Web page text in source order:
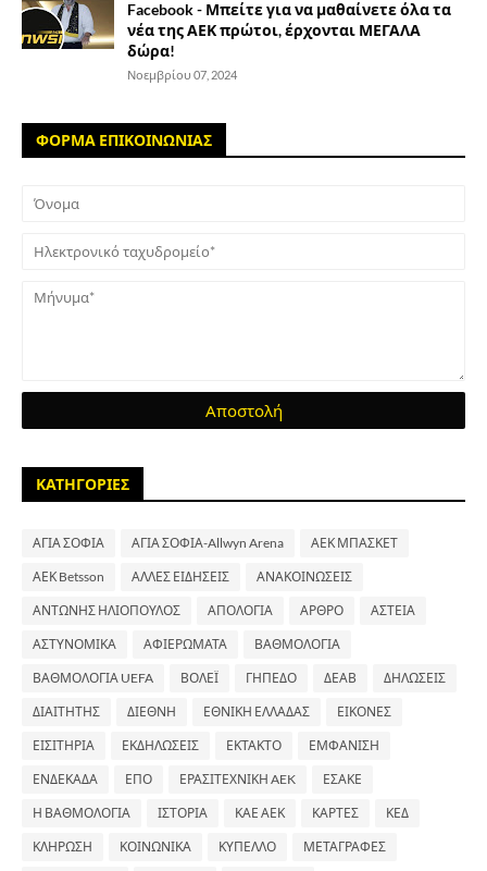
Facebook - Μπείτε για να μαθαίνετε όλα τα
νέα της ΑΕΚ πρώτοι, έρχονται ΜΕΓΑΛΑ
δώρα!
Νοεμβρίου 07, 2024
ΦΟΡΜΑ ΕΠΙΚΟΙΝΩΝΙΑΣ
ΚΑΤΗΓΟΡΙΕΣ
ΑΓΙΑ ΣΟΦΙΑ ΑΓΙΑ ΣΟΦΙΑ-Allwyn Arena ΑΕΚ ΜΠΑΣΚΕΤ
ΑΕΚ Betsson ΑΛΛΕΣ ΕΙΔΗΣΕΙΣ ΑΝΑΚΟΙΝΩΣΕΙΣ
ΑΝΤΩΝΗΣ ΗΛΙΟΠΟΥΛΟΣ ΑΠΟΛΟΓΙΑ ΑΡΘΡΟ ΑΣΤΕΙΑ
ΑΣΤΥΝΟΜΙΚΑ ΑΦΙΕΡΩΜΑΤΑ ΒΑΘΜΟΛΟΓΙΑ
ΒΑΘΜΟΛΟΓΙΑ UEFA ΒΟΛΕΪ ΓΗΠΕΔΟ ΔΕΑΒ ΔΗΛΩΣΕΙΣ
ΔΙΑΙΤΗΤΗΣ ΔΙΕΘΝΗ ΕΘΝΙΚΗ ΕΛΛΑΔΑΣ ΕΙΚΟΝΕΣ
ΕΙΣΙΤΗΡΙΑ ΕΚΔΗΛΩΣΕΙΣ ΕΚΤΑΚΤΟ ΕΜΦΑΝΙΣΗ
ΕΝΔΕΚΑΔΑ ΕΠΟ ΕΡΑΣΙΤΕΧΝΙΚΗ AEK ΕΣΑΚΕ
Η ΒΑΘΜΟΛΟΓΙΑ ΙΣΤΟΡΙΑ ΚΑΕ ΑΕΚ ΚΑΡΤΕΣ ΚΕΔ
ΚΛΗΡΩΣΗ ΚΟΙΝΩΝΙΚΑ ΚΥΠΕΛΛΟ ΜΕΤΑΓΡΑΦΕΣ